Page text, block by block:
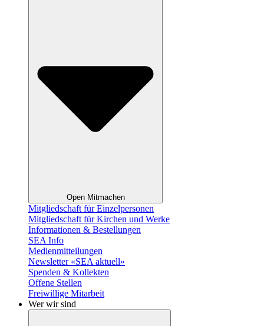
Open Mitmachen
Mitgliedschaft für Einzelpersonen
Mitgliedschaft für Kirchen und Werke
Informationen & Bestellungen
SEA Info
Medienmitteilungen
Newsletter «SEA aktuell»
Spenden & Kollekten
Offene Stellen
Freiwillige Mitarbeit
Wer wir sind